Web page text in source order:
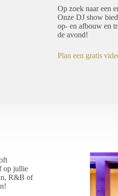
Op zoek naar een
Onze DJ show
op- en afbouw en
de avond!
Plan een gratis
op jullie
R&B of